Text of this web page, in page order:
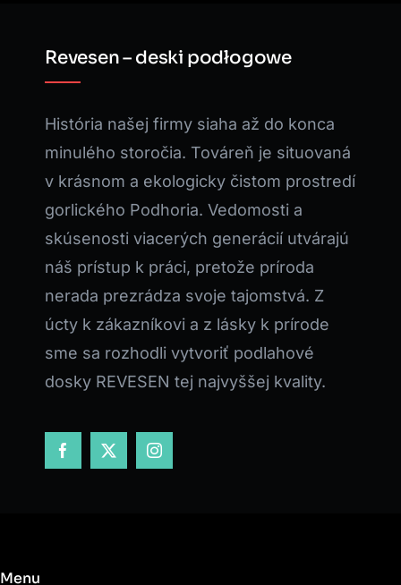
Revesen – deski podłogowe
História našej firmy siaha až do konca
minulého storočia. Továreň je situovaná
v krásnom a ekologicky čistom prostredí
gorlického Podhoria. Vedomosti a
skúsenosti viacerých generácií utvárajú
náš prístup k práci, pretože príroda
nerada prezrádza svoje tajomstvá. Z
úcty k zákazníkovi a z lásky k prírode
sme sa rozhodli vytvoriť podlahové
dosky REVESEN tej najvyššej kvality.
Menu